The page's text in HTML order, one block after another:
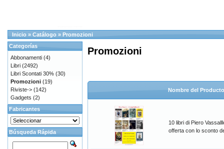
Inicio » Catálogo » Promozioni
Promozioni
Nombre del
10 libri di Piero
offerta con lo sconto
Categorías
Abbonamenti (4)
Libri (2492)
Libri Scontati 30% (30)
Promozioni (19)
Riviste-> (142)
Gadgets (2)
Fabricantes
Búsqueda Rápida